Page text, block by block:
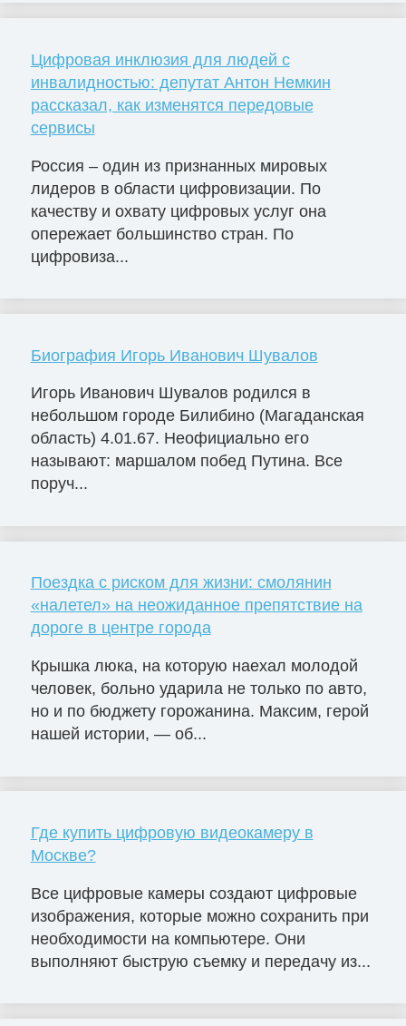
Цифровая инклюзия для людей с
инвалидностью: депутат Антон Немкин
рассказал, как изменятся передовые
сервисы
Россия – один из признанных мировых
лидеров в области цифровизации. По
качеству и охвату цифровых услуг она
опережает большинство стран. По
цифровиза...
Биография Игорь Иванович Шувалов
Игорь Иванович Шувалов родился в
небольшом городе Билибино (Магаданская
область) 4.01.67. Неофициально его
называют: маршалом побед Путина. Все
поруч...
Поездка с риском для жизни: смолянин
«налетел» на неожиданное препятствие на
дороге в центре города
Крышка люка, на которую наехал молодой
человек, больно ударила не только по авто,
но и по бюджету горожанина. Максим, герой
нашей истории, — об...
Где купить цифровую видеокамеру в
Москве?
Все цифровые камеры создают цифровые
изображения, которые можно сохранить при
необходимости на компьютере. Они
выполняют быструю съемку и передачу из...